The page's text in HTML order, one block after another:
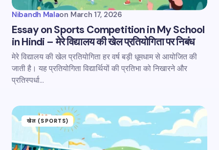
Nibandh Malaon March 17, 2026
Essay on Sports Competition in My School
in Hindi – मेरे विद्यालय की खेल प्रतियोगिता पर निबंध
मेरे विद्यालय की खेल प्रतियोगिता हर वर्ष बड़ी धूमधाम से आयोजित की
जाती है। यह प्रतियोगिता विद्यार्थियों की प्रतिभा को निखारने और
प्रतिस्पर्धा…
खेल (SPORTS)